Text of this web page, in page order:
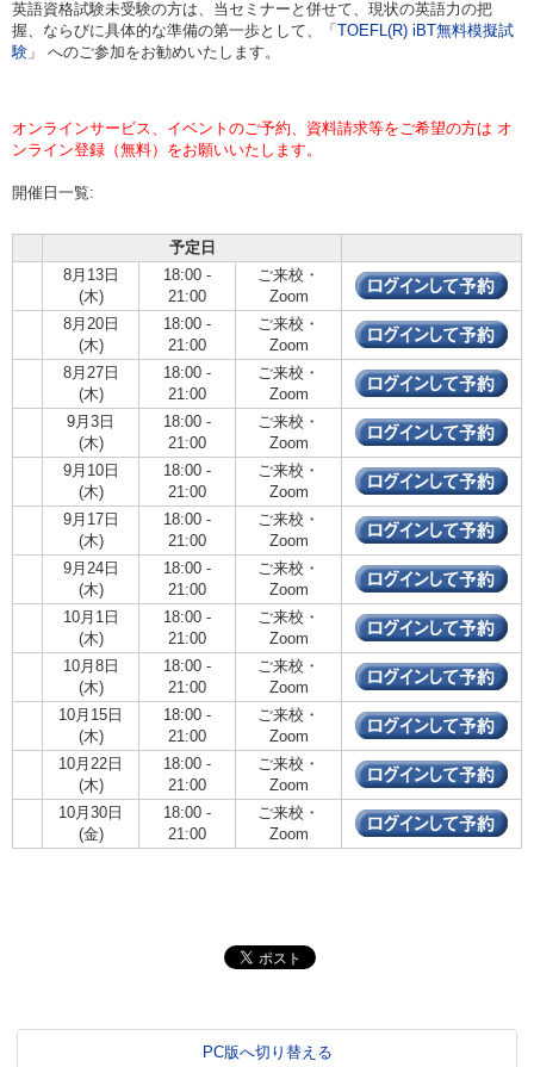
英語資格試験未受験の方は、当セミナーと併せて、現状の英語力の把
握、ならびに具体的な準備の第一歩として、「 TOEFL(R) iBT無料模擬試
験 」 へのご参加をお勧めいたします。
オンラインサービス、イベントのご予約、資料請求等をご希望の方は オ
ンライン登録（無料）をお願いいたします。
開催日一覧:
予定日
8月13日
(木)
18:00 -
21:00
ご来校・
Zoom
8月20日
(木)
18:00 -
21:00
ご来校・
Zoom
8月27日
(木)
18:00 -
21:00
ご来校・
Zoom
9月3日
(木)
18:00 -
21:00
ご来校・
Zoom
9月10日
(木)
18:00 -
21:00
ご来校・
Zoom
9月17日
(木)
18:00 -
21:00
ご来校・
Zoom
9月24日
(木)
18:00 -
21:00
ご来校・
Zoom
10月1日
(木)
18:00 -
21:00
ご来校・
Zoom
10月8日
(木)
18:00 -
21:00
ご来校・
Zoom
10月15日
(木)
18:00 -
21:00
ご来校・
Zoom
10月22日
(木)
18:00 -
21:00
ご来校・
Zoom
10月30日
(金)
18:00 -
21:00
ご来校・
Zoom
PC版へ切り替える